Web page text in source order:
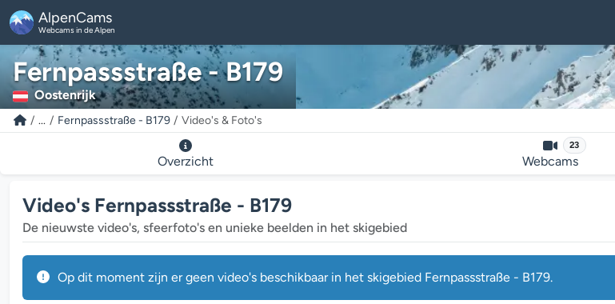
AlpenCams
Webcams in de Alpen
Fernpassstraße - B179
Oostenrijk
... Fernpassstraße - B179 Video's & Foto's
Overzicht
23
Webcams
Video's Fernpassstraße - B179
De nieuwste video's, sfeerfoto's en unieke beelden in het skigebied
Op dit moment zijn er geen video's beschikbaar in het skigebied Fernpassstraße - B179.